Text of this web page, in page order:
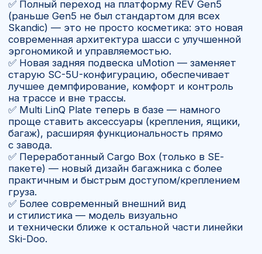
КупитьСнегоход Skandic SE
20″ 900 ACE 2027— выбор
для зимы и бездорожья
Ski-Doo Skandic SE — это идеальное сочетание
проходимости, мощности и туристического
комфорта. Модель создана для тех, кто хочет
уверенно передвигаться по укатанным тропам
и по целине, перевозить грузы, буксировать
сани и при этом наслаждаться комфортом
в дальних зимних поездках. Ski-Doo Skandic SE
одинаково хорошо подходит для охотников,
рыбаков, туристов и тех, кто ищет надежного
спутника в любых условиях.
КупитьSkandic SE 20" 900 ACE
2027
В компании «Ямал Мото» вы можете заказать
снегоход в любой комплектации.
Мы организуем доставку техники напрямую
от официального дилера BRP из США и Канады
с полной таможенной очисткой и гарантией